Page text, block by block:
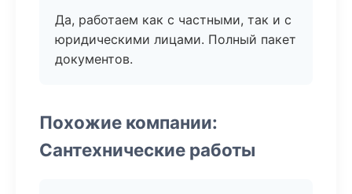
Да, работаем как с частными, так и с
юридическими лицами. Полный пакет
документов.
Похожие компании:
Сантехнические работы